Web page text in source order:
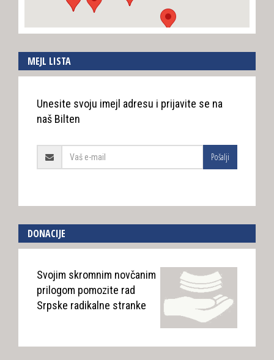
MEJL LISTA
Unesite svoju imejl adresu i prijavite se na
naš Bilten
Pošalji
DONACIJE
Svojim skromnim novčanim
prilogom pomozite rad
Srpske radikalne stranke